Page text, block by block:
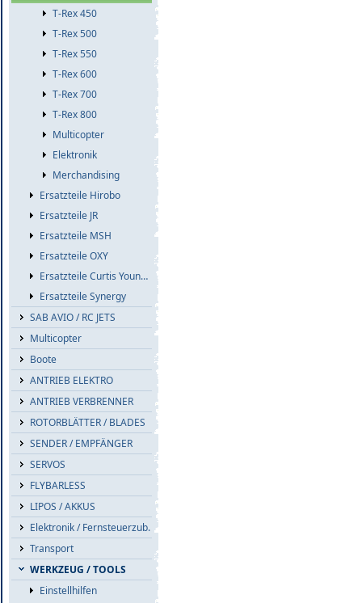
T-Rex 450
T-Rex 500
T-Rex 550
T-Rex 600
T-Rex 700
T-Rex 800
Multicopter
Elektronik
Merchandising
Ersatzteile Hirobo
Ersatzteile JR
Ersatzteile MSH
Ersatzteile OXY
Ersatzteile Curtis Youngblood
Ersatzteile Synergy
SAB AVIO / RC JETS
Multicopter
Boote
ANTRIEB ELEKTRO
ANTRIEB VERBRENNER
ROTORBLÄTTER / BLADES
SENDER / EMPFÄNGER
SERVOS
FLYBARLESS
LIPOS / AKKUS
Elektronik / Fernsteuerzub.
Transport
WERKZEUG / TOOLS
Einstellhilfen